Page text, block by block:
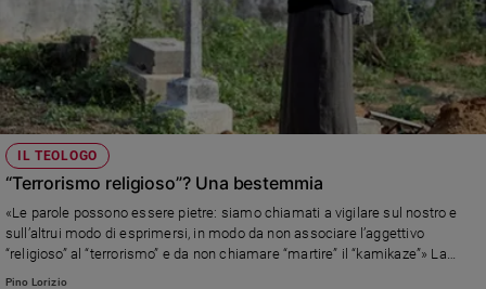
IL TEOLOGO
“Terrorismo religioso”? Una bestemmia
«Le parole possono essere pietre: siamo chiamati a vigilare sul nostro e
sull’altrui modo di esprimersi, in modo da non associare l’aggettivo
“religioso” al “terrorismo” e da non chiamare “martire” il “kamikaze”» La
riflessione di Pino Lorizio, teologo
Pino Lorizio